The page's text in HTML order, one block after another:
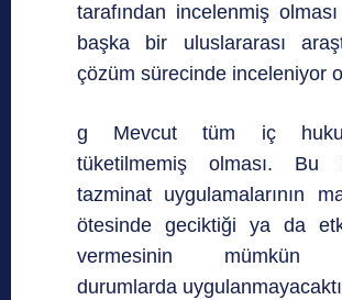
tarafından incelenmiş
başka bir uluslararası
çözüm sürecinde inceleniyor
g Mevcut tüm iç hukuk
tüketilmemiş olması. Bu
tazminat uygulamalarının
ötesinde geciktiği ya da
vermesinin mümkün
durumlarda